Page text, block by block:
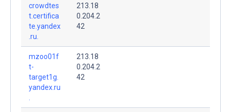
crowdtes
t.certifica
te.yandex
.ru.
213.18
0.204.2
42
mzoo01f
t-
target1g.
yandex.ru
213.18
0.204.2
42